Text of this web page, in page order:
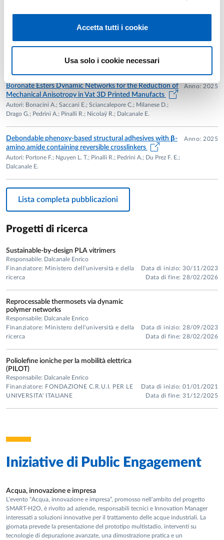
Accetta tutti i cookie
Usa solo i cookie necessari
minimal peptide assembly
Autori: Basso Salvatore Del; Squeri Pietro; Ahuja Rishit Mohan;
Martucci; Dalcanale Enrico; Huang Xiongchuan; Vurro Davide;
Boronate Esters Dynamic Networks for the Reduction of
Mechanical Anisotropy in Vat 3D Printed Manufacts
Autori: Bonacini A.; Saccani E.; Sciancalepore C.; Milanese D.;
Drago G.; Pedrini A.; Pinalli R.; Nicolaÿ R.; Dalcanale E.
Anno: 2025
Debondable phenoxy-based structural adhesives with β-
amino amide containing reversible crosslinkers
Autori: Portone F.; Nguyen L. T.; Pinalli R.; Pedrini A.; Du Prez F. E.;
Dalcanale E.
Anno: 2025
Lista completa pubblicazioni
Progetti di ricerca
Sustainable-by-design PLA vitrimers
Responsabile: Dalcanale Enrico
Finanziatore: Ministero dell'università e della
ricerca
Data di inizio: 30/11/2023
Data di fine: 28/02/2026
Reprocessable thermosets via dynamic
polymer networks
Responsabile: Dalcanale Enrico
Finanziatore: Ministero dell'università e della
ricerca
Data di inizio: 28/09/2023
Data di fine: 28/02/2026
Poliolefine ioniche per la mobilità elettrica
(PILOT)
Responsabile: Dalcanale Enrico
Finanziatore: FONDAZIONE C.R.U.I. PER LE
UNIVERSITA' ITALIANE
Data di inizio: 01/01/2021
Data di fine: 31/12/2025
Iniziative di Public Engagement
Acqua, innovazione e impresa
L’evento “Acqua, innovazione e impresa”, promosso nell’ambito del progetto
SMART-H2O, è rivolto ad aziende, responsabili tecnici e Innovation Manager
interessati a soluzioni innovative per il trattamento delle acque industriali. La
giornata prevede la presentazione del prototipo multistadio, interventi su
tecnologie di depurazione avanzate, una dimostrazione pratica e un